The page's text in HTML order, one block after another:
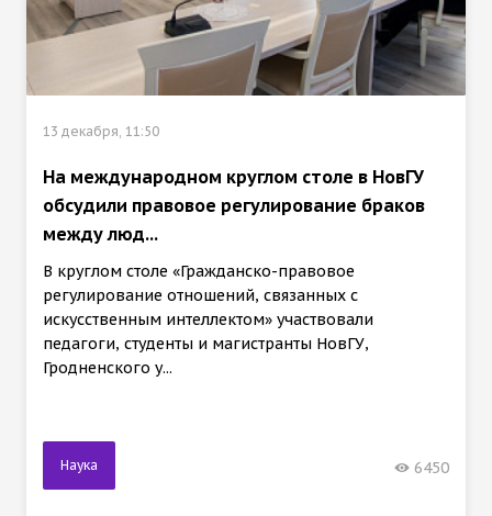
13 декабря, 11:50
На международном круглом столе в НовГУ
обсудили правовое регулирование браков
между люд...
В круглом столе «Гражданско-правовое
регулирование отношений, связанных с
искусственным интеллектом» участвовали
педагоги, студенты и магистранты НовГУ,
Гродненского у...
Наука 6450